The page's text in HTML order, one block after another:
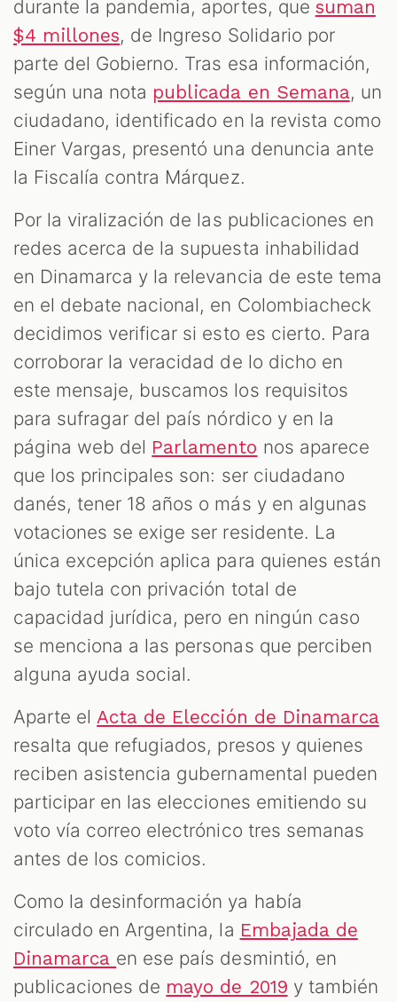
durante la pandemia, aportes, que suman
$4 millones, de Ingreso Solidario por
parte del Gobierno. Tras esa información,
según una nota publicada en Semana, un
ciudadano, identificado en la revista como
Einer Vargas, presentó una denuncia ante
la Fiscalía contra Márquez.
Por la viralización de las publicaciones en
redes acerca de la supuesta inhabilidad
en Dinamarca y la relevancia de este tema
en el debate nacional, en Colombiacheck
decidimos verificar si esto es cierto. Para
corroborar la veracidad de lo dicho en
este mensaje, buscamos los requisitos
para sufragar del país nórdico y en la
página web del Parlamento nos aparece
que los principales son: ser ciudadano
danés, tener 18 años o más y en algunas
votaciones se exige ser residente. La
única excepción aplica para quienes están
bajo tutela con privación total de
capacidad jurídica, pero en ningún caso
se menciona a las personas que perciben
alguna ayuda social.
Aparte el Acta de Elección de Dinamarca
resalta que refugiados, presos y quienes
reciben asistencia gubernamental pueden
participar en las elecciones emitiendo su
voto vía correo electrónico tres semanas
antes de los comicios.
Como la desinformación ya había
circulado en Argentina, la Embajada de
Dinamarca en ese país desmintió, en
publicaciones de mayo de 2019 y también